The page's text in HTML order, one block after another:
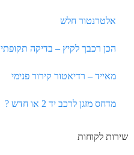
אלטרנטור חלש
הכן רכבך לקיץ – בדיקה תקופתית
מאייד – רדיאטור קירור פנימי
מדחס מזגן לרכב יד 2 או חדש ?
שירות לקוחות